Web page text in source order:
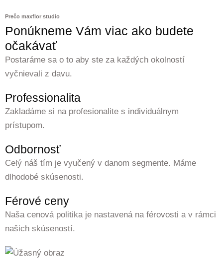
Prečo maxflor studio
Ponúkneme Vám viac ako budete
očakávať
Postaráme sa o to aby ste za každých okolností
vyčnievali z davu.
Professionalita
Zakladáme si na profesionalite s individuálnym
prístupom.
Odbornosť
Celý náš tím je vyučený v danom segmente. Máme
dlhodobé skúsenosti.
Férové ceny
Naša cenová politika je nastavená na férovosti a v rámci
našich skúseností.